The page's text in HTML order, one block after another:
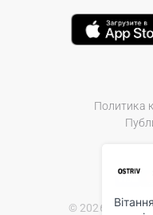
Политика
© 2026